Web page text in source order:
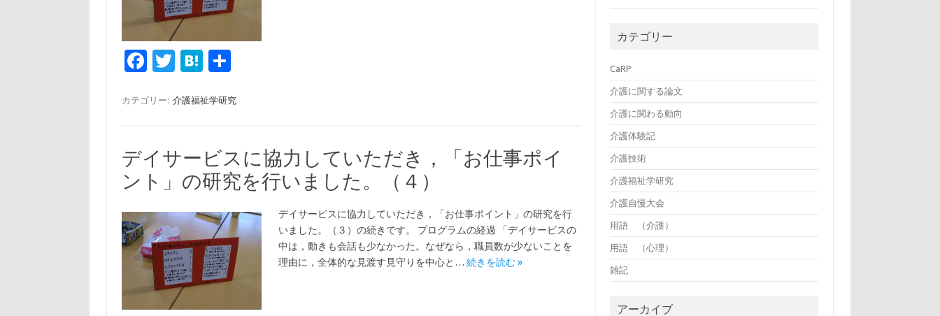
Fa
e
o
o
k
T
it
r
H
e
a
カテゴリー: 介護福祉学研究
デイサービスに協力していただき，「お仕事ポイ
ント」の研究を行いました。（４）
デイサービスに協力していただき，「お仕事ポイント」の研究を行
いました。（３）の続きです。 プログラムの経過 「デイサービスの
中は，動きも会話も少なかった。なぜなら，職員数が少ないことを
理由に，全体的な見渡す見守りを中心と… 続きを読む »
カテゴリー
CaRP
介護に関する論文
介護に関わる動向
介護体験記
介護技術
介護福祉学研究
介護自慢大会
用語 （介護）
用語 （心理）
雑記
アーカイブ